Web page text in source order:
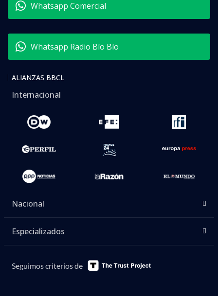
Whatsapp Comercial
Whatsapp Radio Bío Bío
ALIANZAS BBCL
Internacional
Nacional
Especializados
Seguimos criterios de